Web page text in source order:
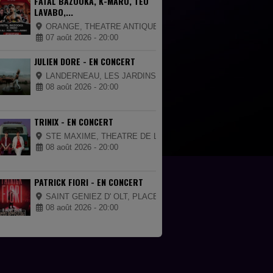
LAVABO,...
ORANGE, THEATRE ANTIQUE
07 août 2026 - 20:00
JULIEN DORE - EN CONCERT
LANDERNEAU, LES JARDINS DE LA PALUD
08 août 2026 - 20:00
TRINIX - EN CONCERT
STE MAXIME, THEATRE DE LA MER
08 août 2026 - 20:00
PATRICK FIORI - EN CONCERT
SAINT GENIEZ D' OLT, PLACE DE LA MAIRIE
08 août 2026 - 20:00